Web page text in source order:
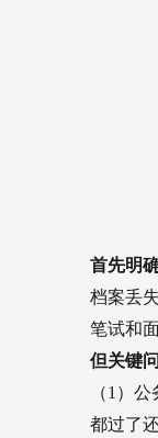
首先明
档案丢
笔试和
但关键
（1）
都过了